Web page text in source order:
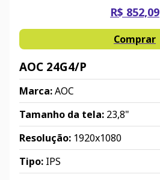
R$ 852,09
Comprar
AOC 24G4/P
Marca:AOC
Tamanho da tela: 23,8"
Resolução: 1920x1080
Tipo: IPS